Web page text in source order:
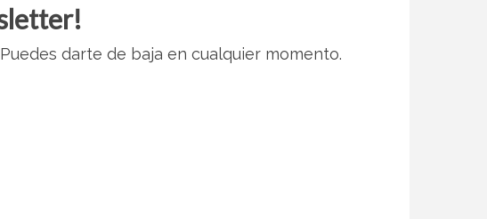
darte de baja en cualquier momento.